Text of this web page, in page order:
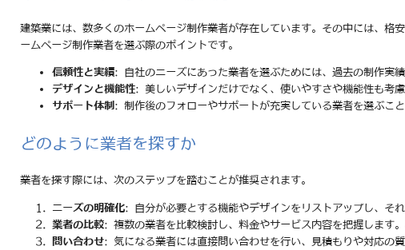
建築業には、数多くのホームページ制作業者が存在しています。その中には、格
ームページ制作業者を選ぶ際のポイントです。
信頼性と実績: 自社のニーズにあった業者を選ぶためには、過去の制作実
デザインと機能性: 美しいデザインだけでなく、使いやすさや機能性も考慮
サポート体制 : 制作後のフォローやサポートが充実している業者を選ぶこ
どのように業者を探すか
業者を探す際には、次のステップを踏むことが推奨されます。
ニーズの明確化: 自分が必要とする機能やデザインをリストアップし、そ
業者の比較: 複数の業者を比較検討し、料金やサービス内容を把握します
問い合わせ: 気になる業者には直接問い合わせを行い、見積もりや対応の質